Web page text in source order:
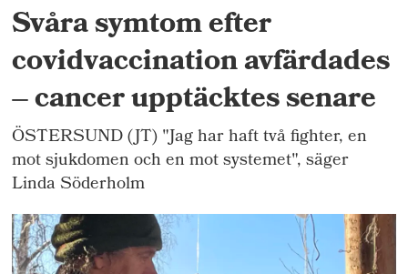
Svåra symtom efter
covidvaccination avfärdades
– cancer upptäcktes senare
ÖSTERSUND (JT) "Jag har haft två fighter, en
mot sjukdomen och en mot systemet", säger
Linda Söderholm